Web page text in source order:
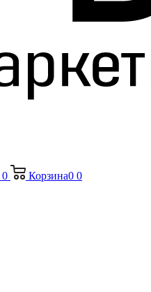
0 Корзина0 0